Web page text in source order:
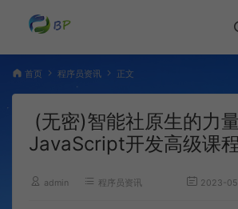
首页 程序员资讯 正文
(无密)智能社原生的力
JavaScript开发高级课
admin 程序员资讯 2023-